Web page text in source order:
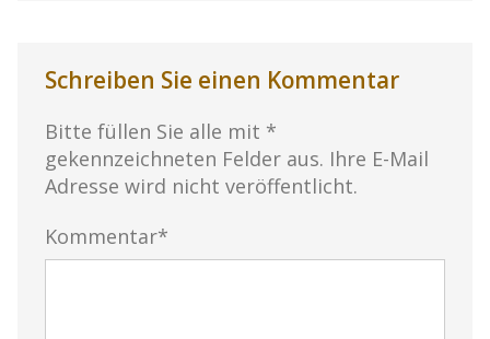
Schreiben Sie einen Kommentar
Bitte füllen Sie alle mit *
gekennzeichneten Felder aus. Ihre E-Mail
Adresse wird nicht veröffentlicht.
Kommentar*